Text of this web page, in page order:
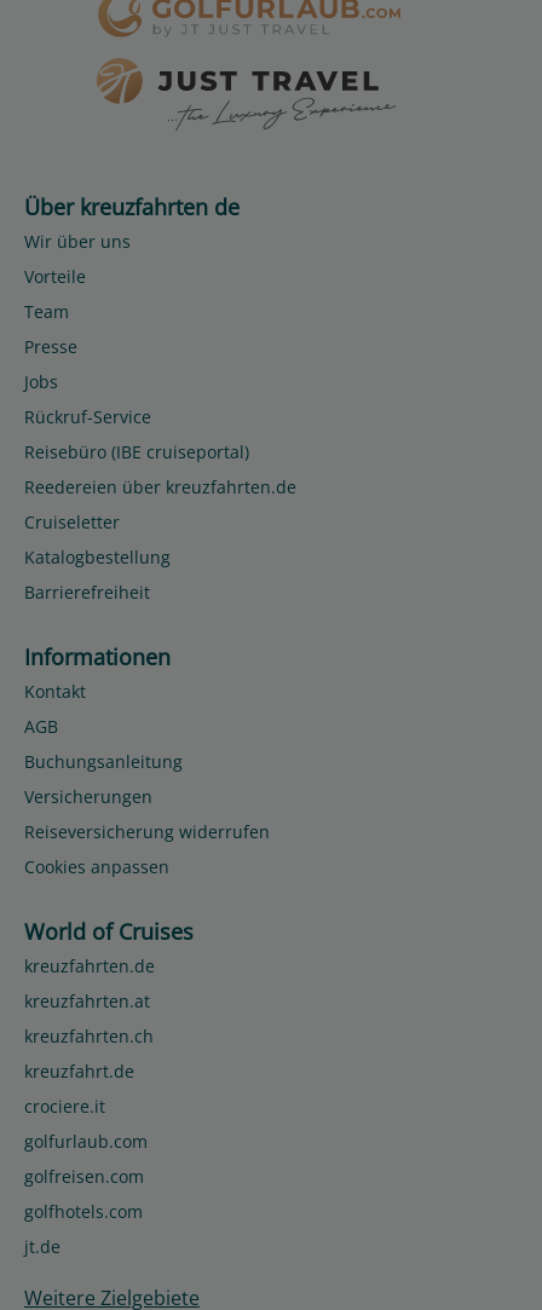
Über kreuzfahrten de
Wir über uns
Vorteile
Team
Presse
Jobs
Rückruf-Service
Reisebüro (IBE cruiseportal)
Reedereien über kreuzfahrten.de
Cruiseletter
Katalogbestellung
Barrierefreiheit
Informationen
Kontakt
AGB
Buchungsanleitung
Versicherungen
Reiseversicherung widerrufen
Cookies anpassen
World of Cruises
kreuzfahrten.de
kreuzfahrten.at
kreuzfahrten.ch
kreuzfahrt.de
crociere.it
golfurlaub.com
golfreisen.com
golfhotels.com
jt.de
Weitere Zielgebiete